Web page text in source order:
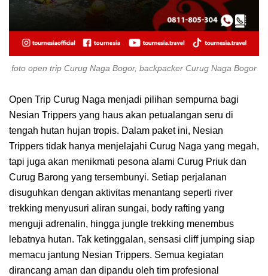
foto open trip Curug Naga Bogor, backpacker Curug Naga Bogor
Open Trip Curug Naga menjadi pilihan sempurna bagi
Nesian Trippers yang haus akan petualangan seru di
tengah hutan hujan tropis. Dalam paket ini, Nesian
Trippers tidak hanya menjelajahi Curug Naga yang megah,
tapi juga akan menikmati pesona alami Curug Priuk dan
Curug Barong yang tersembunyi. Setiap perjalanan
disuguhkan dengan aktivitas menantang seperti river
trekking menyusuri aliran sungai, body rafting yang
menguji adrenalin, hingga jungle trekking menembus
lebatnya hutan. Tak ketinggalan, sensasi cliff jumping siap
memacu jantung Nesian Trippers. Semua kegiatan
dirancang aman dan dipandu oleh tim profesional